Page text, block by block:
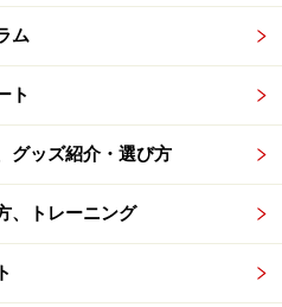
、ガッ」というようなマシ
。シンプルです。ワイヤー
かし、そこにはいずれも、
したという工夫がこらされ
って大胸筋や三角筋を鍛え
ム
ト
グッズ紹介・選び方
、トレーニング